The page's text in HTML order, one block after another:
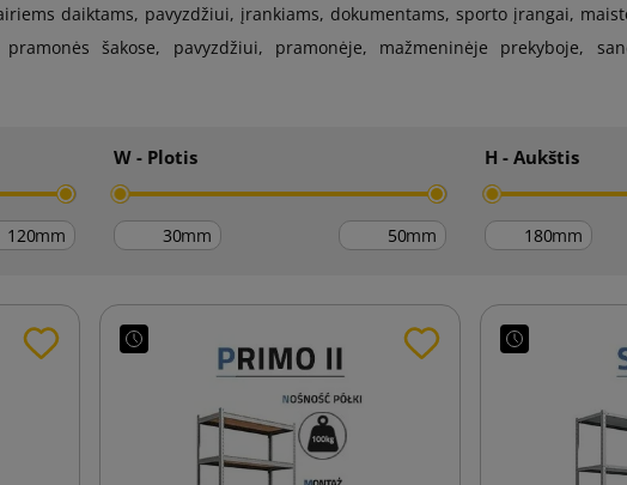
daiktams, pavyzdžiui, įrankiams, dokumentams, sporto įrangai,
šakose, pavyzdžiui, pramonėje, mažmeninėje prekyboje,
mm
W - Plotis
mm mm
H - Aukštis
mm